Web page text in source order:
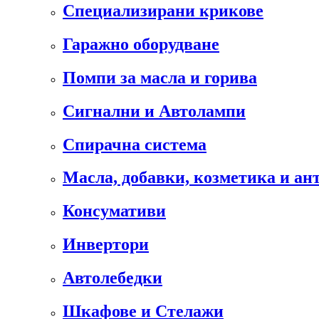
Специализирани крикове
Гаражно оборудване
Помпи за масла и горива
Сигнални и Автолампи
Спирачна система
Масла, добавки, козметика и
Консумативи
Инвертори
Автолебедки
Шкафове и Стелажи